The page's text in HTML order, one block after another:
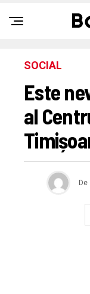
SOCIAL
Este
al
De